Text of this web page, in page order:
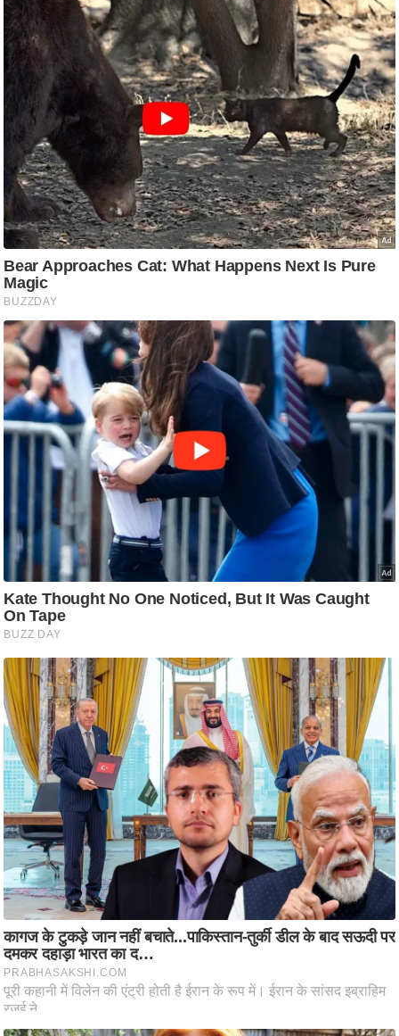
क
मा
तृ
मि
स्तं
भ
ए
म
.
आ
र
.
आ
ई
.
चा
य
क्षा
ध
र्म
ज्यो
ति
प्र
भु
म
हि
मा
/
ध
र्म
स्थ
ल
व्र
त
त्यो
हा